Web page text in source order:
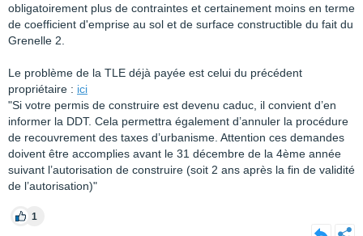
obligatoirement plus de contraintes et certainement moins en terme
de coefficient d'emprise au sol et de surface constructible du fait du
Grenelle 2.
Le problème de la TLE déjà payée est celui du précédent
propriétaire : ici
"Si votre permis de construire est devenu caduc, il convient d’en
informer la DDT. Cela permettra également d’annuler la procédure
de recouvrement des taxes d’urbanisme. Attention ces demandes
doivent être accomplies avant le 31 décembre de la 4ème année
suivant l’autorisation de construire (soit 2 ans après la fin de validité
de l’autorisation)"
1